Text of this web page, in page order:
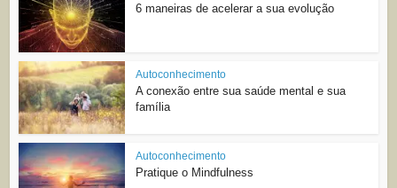
6 maneiras de acelerar a sua evolução
Autoconhecimento
A conexão entre sua saúde mental e sua
família
Autoconhecimento
Pratique o Mindfulness